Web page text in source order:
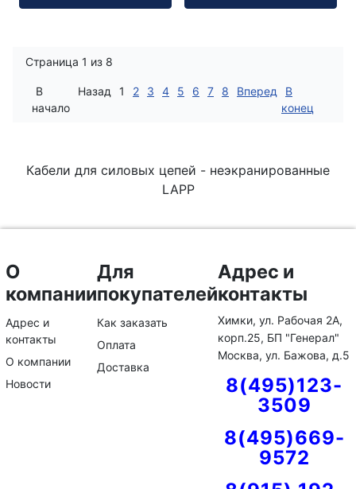
Страница 1 из 8
В
начало
Назад 1 2 3 4 5 6 7 8 Вперед
В
конец
Кабели для силовых цепей - неэкранированные
LAPP
О
компании
Адрес и
контакты
О компании
Новости
Для
покупателей
Как заказать
Оплата
Доставка
Адрес и
контакты
Химки, ул. Рабочая 2А,
корп.25, БП "Генерал"
Москва, ул. Бажова, д.5
8(495)123-
3509
8(495)669-
9572